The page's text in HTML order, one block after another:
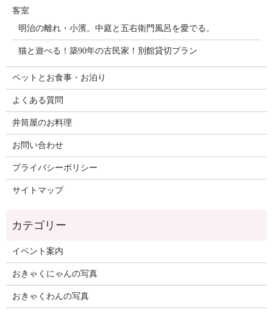
客室
明治の離れ・小濱。中庭と五右衛門風呂を愛でる。
猫と遊べる！築90年の古民家！別館貸切プラン
ペットとお食事・お泊り
よくある質問
井筒屋のお料理
お問い合わせ
プライバシーポリシー
サイトマップ
イベント案内
おきゃくにゃんの写真
おきゃくわんの写真